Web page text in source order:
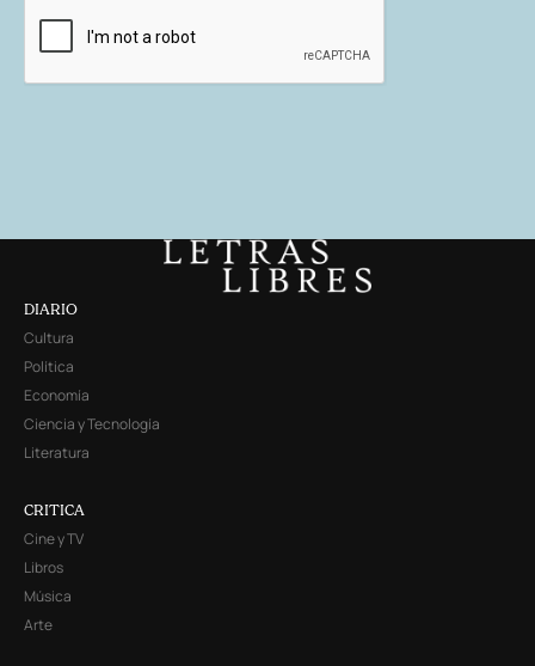
DIARIO
Cultura
Política
Economía
Ciencia y Tecnología
Literatura
CRITICA
Cine y TV
Libros
Música
Arte